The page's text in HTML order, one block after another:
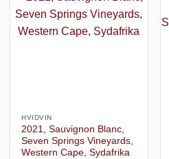
HVIDVIN
2021, Sauvignon Blanc,
Seven Springs Vineyards,
Western Cape, Sydafrika